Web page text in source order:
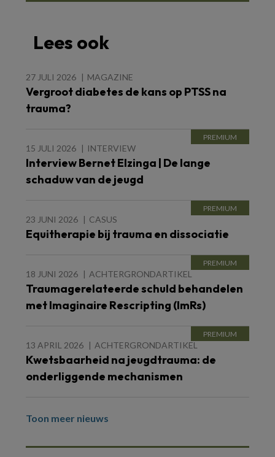
Lees ook
27 JULI 2026 MAGAZINE
Vergroot diabetes de kans op PTSS na
trauma?
15 JULI 2026 INTERVIEW
Interview Bernet Elzinga | De lange
schaduw van de jeugd
23 JUNI 2026 CASUS
Equitherapie bij trauma en dissociatie
18 JUNI 2026 ACHTERGRONDARTIKEL
Traumagerelateerde schuld behandelen
met Imaginaire Rescripting (ImRs)
13 APRIL 2026 ACHTERGRONDARTIKEL
Kwetsbaarheid na jeugdtrauma: de
onderliggende mechanismen
Toon meer nieuws